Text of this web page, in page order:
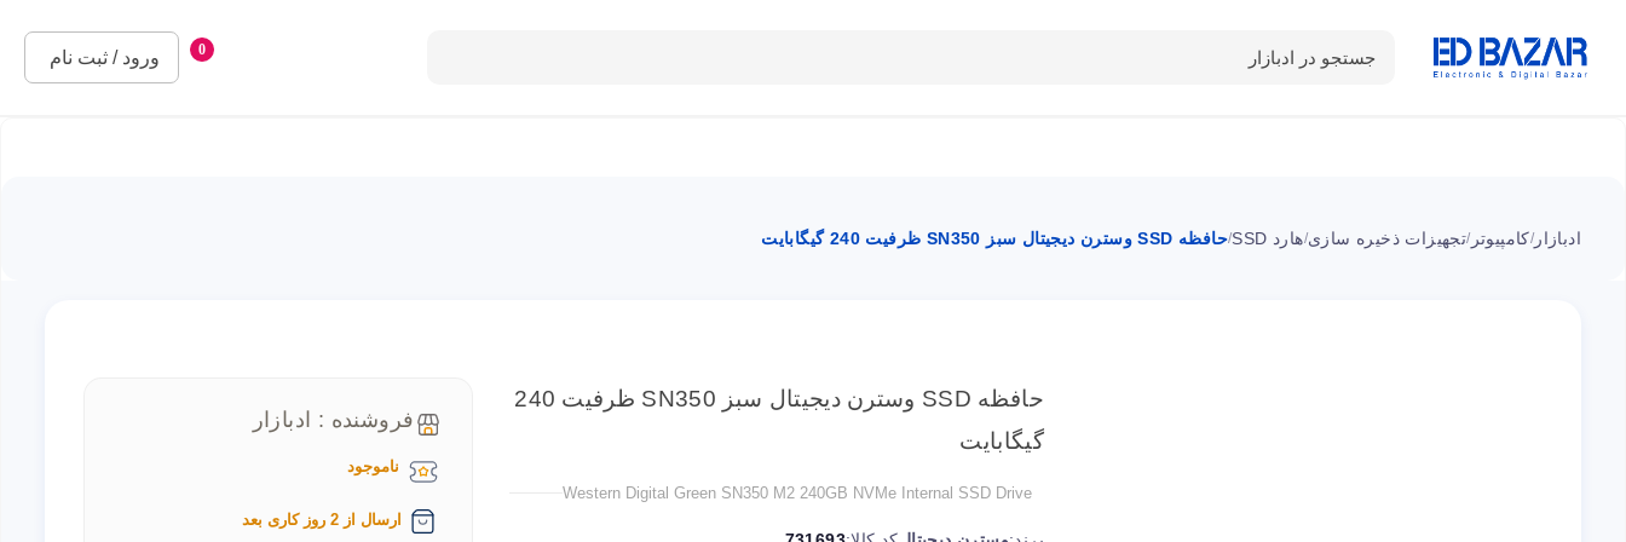
جستجو در ادبازار 0
ورود / ثبت نام
دسته بندی محصولات
ادبازار /کامپیوتر /تجهیزات ذخیره سازی/هارد SSD /حافظه SSD وسترن دیجیتال سبز SN350 ظرفیت 240 گیگابایت
حافظه SSD وسترن دیجیتال سبز SN350 ظرفیت 240
گیگابایت
Western Digital Green SN350 M2 240GB NVMe Internal SSD Drive
فروشنده : ادبازار
ناموجود
ارسال از 2 روز کاری بعد